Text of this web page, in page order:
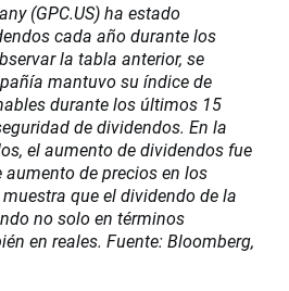
(GPC.US) ha estado
cada año durante los
la tabla anterior, se
mantuvo su índice de
durante los últimos 15
de dividendos. En la
el aumento de dividendos fue
de precios en los
que el dividendo de la
no solo en términos
en reales. Fuente: Bloomberg,